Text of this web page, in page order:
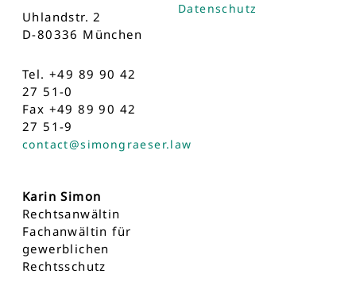
Uhlandstr. 2
D-80336 München
Tel. +49 89 90 42
27 51-0
Fax +49 89 90 42
27 51-9
contact@simongraeser.law
Karin Simon
Rechtsanwältin
Fachanwältin für
gewerblichen
Rechtsschutz
Datenschutz